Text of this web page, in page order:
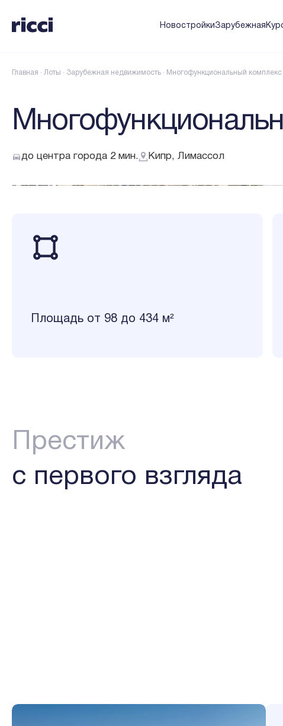
Новостройки Зарубежная
Главная · Лоты · Зарубежная недвижимость · Многофункциональный комплекс
до центра города 2 мин. Кипр, Лимассол
Площадь от 98 до 434 м²
Престиж
с первого взгляда